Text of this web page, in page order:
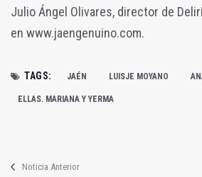
Julio Ángel Olivares, director de
en www.jaengenuino.com.
TAGS: JAÉN LUISJE MOYANO
ELLAS. MARIANA Y YERMA
Noticia Anterior